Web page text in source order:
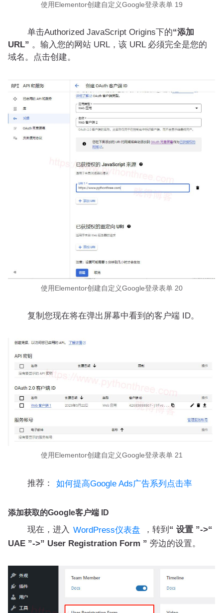
使用Elementor创建自定义Google登录表单 19
单击Authorized JavaScript Origins下的“添加
URL” 。输入您的网站 URL，该 URL 必须完全是您的
域名。点击创建。
使用Elementor创建自定义Google登录表单 20
复制您现在将在弹出屏幕中看到的客户端 ID。
使用Elementor创建自定义Google登录表单 21
推荐： 如何提高Google Ads广告系列点击率
添加获取的Google客户端 ID
现在，进入 WordPress仪表盘 ，转到 “ 设置 ”->“
UAE ”->” User Registration Form ” 旁边的设置。